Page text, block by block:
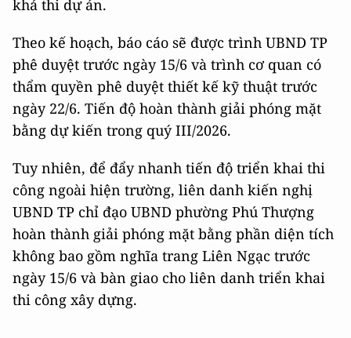
khả thi dự án.
Theo kế hoạch, báo cáo sẽ được trình UBND TP
phê duyệt trước ngày 15/6 và trình cơ quan có
thẩm quyền phê duyệt thiết kế kỹ thuật trước
ngày 22/6. Tiến độ hoàn thành giải phóng mặt
bằng dự kiến trong quý III/2026.
Tuy nhiên, để đẩy nhanh tiến độ triển khai thi
công ngoài hiện trường, liên danh kiến nghị
UBND TP chỉ đạo UBND phường Phú Thượng
hoàn thành giải phóng mặt bằng phần diện tích
không bao gồm nghĩa trang Liên Ngạc trước
ngày 15/6 và bàn giao cho liên danh triển khai
thi công xây dựng.